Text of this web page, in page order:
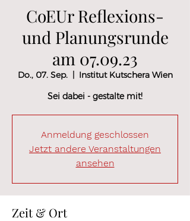
CoEUr Reflexions-
und Planungsrunde
am 07.09.23
Do., 07. Sep.
  |
Institut Kutschera Wien
Sei dabei - gestalte mit!
Anmeldung geschlossen
Jetzt andere Veranstaltungen
ansehen
Zeit & Ort